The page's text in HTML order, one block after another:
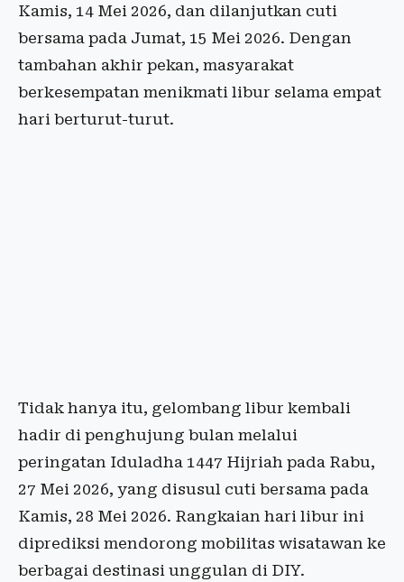
Kamis, 14 Mei 2026, dan dilanjutkan cuti
bersama pada Jumat, 15 Mei 2026. Dengan
tambahan akhir pekan, masyarakat
berkesempatan menikmati libur selama empat
hari berturut-turut.
Tidak hanya itu, gelombang libur kembali
hadir di penghujung bulan melalui
peringatan Iduladha 1447 Hijriah pada Rabu,
27 Mei 2026, yang disusul cuti bersama pada
Kamis, 28 Mei 2026. Rangkaian hari libur ini
diprediksi mendorong mobilitas wisatawan ke
berbagai destinasi unggulan di DIY.